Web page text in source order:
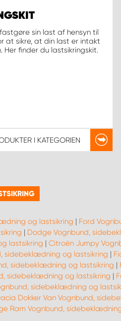
sin last af hensyn til
at sikre, at din last er intakt
finder du lastsikringskit.
I KATEGORIEN
og lastsikring | Ford
| Dodge Vognbund,
lastsikring | Citroën Jumpy
sidebeklædning og lastsikring |
sidebeklædning og lastsikring |
sidebeklædning og lastsikring |
sidebeklædning og
Dokker Van Vognbund,
Ram Vognbund,